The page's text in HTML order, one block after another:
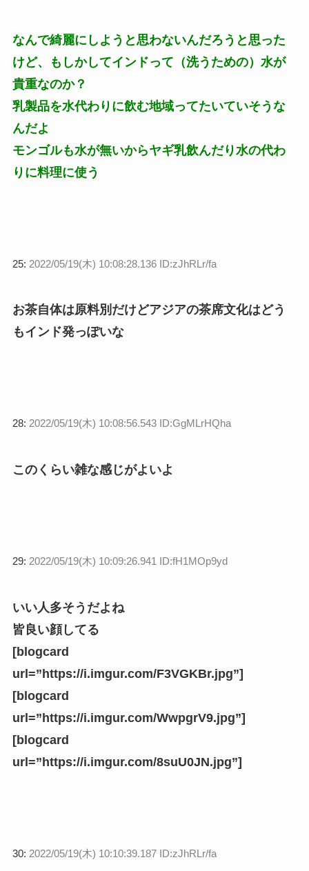
なんで綺麗にしようと思わないんだろうと思った
けど、もしかしてインドって（洗うための）水が
貴重なのか？
乳製品を水代わりに飲む地域ってたいていそうな
んだよ
モンゴルも水が無いからヤギ乳飲んだり水の代わ
りに料理に使う
25: 2022/05/19(木) 10:08:28.136 ID:zJhRLr/fa
お茶自体は原料別だけどアジアの茶席文化はどう
もインド発っぽいな
28: 2022/05/19(木) 10:08:56.543 ID:GgMLrHQha
このくらい雑な感じがよいよ
29: 2022/05/19(木) 10:09:26.941 ID:fH1MOp9yd
いい人多そうだよね
皆良い顔してる
[blogcard
url=”https://i.imgur.com/F3VGKBr.jpg”]
[blogcard
url=”https://i.imgur.com/WwpgrV9.jpg”]
[blogcard
url=”https://i.imgur.com/8suU0JN.jpg”]
30: 2022/05/19(木) 10:10:39.187 ID:zJhRLr/fa